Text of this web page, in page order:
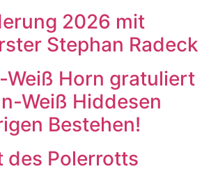
2026 mit
Stephan Radeck
Weiß Horn gratuliert
Weiß Hiddesen
Bestehen!
des Polerrotts